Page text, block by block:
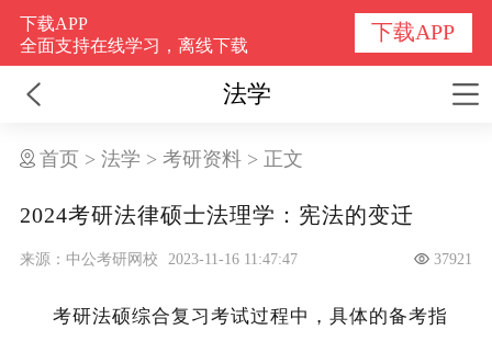
下载APP
全面支持在线学习，离线下载
下载APP
法学
首页 > 法学 > 考研资料> 正文
2024考研法律硕士法理学：宪法的变迁
来源：中公考研网校 2023-11-16 11:47:47 37921
考研法硕综合复习考试过程中，具体的备考指